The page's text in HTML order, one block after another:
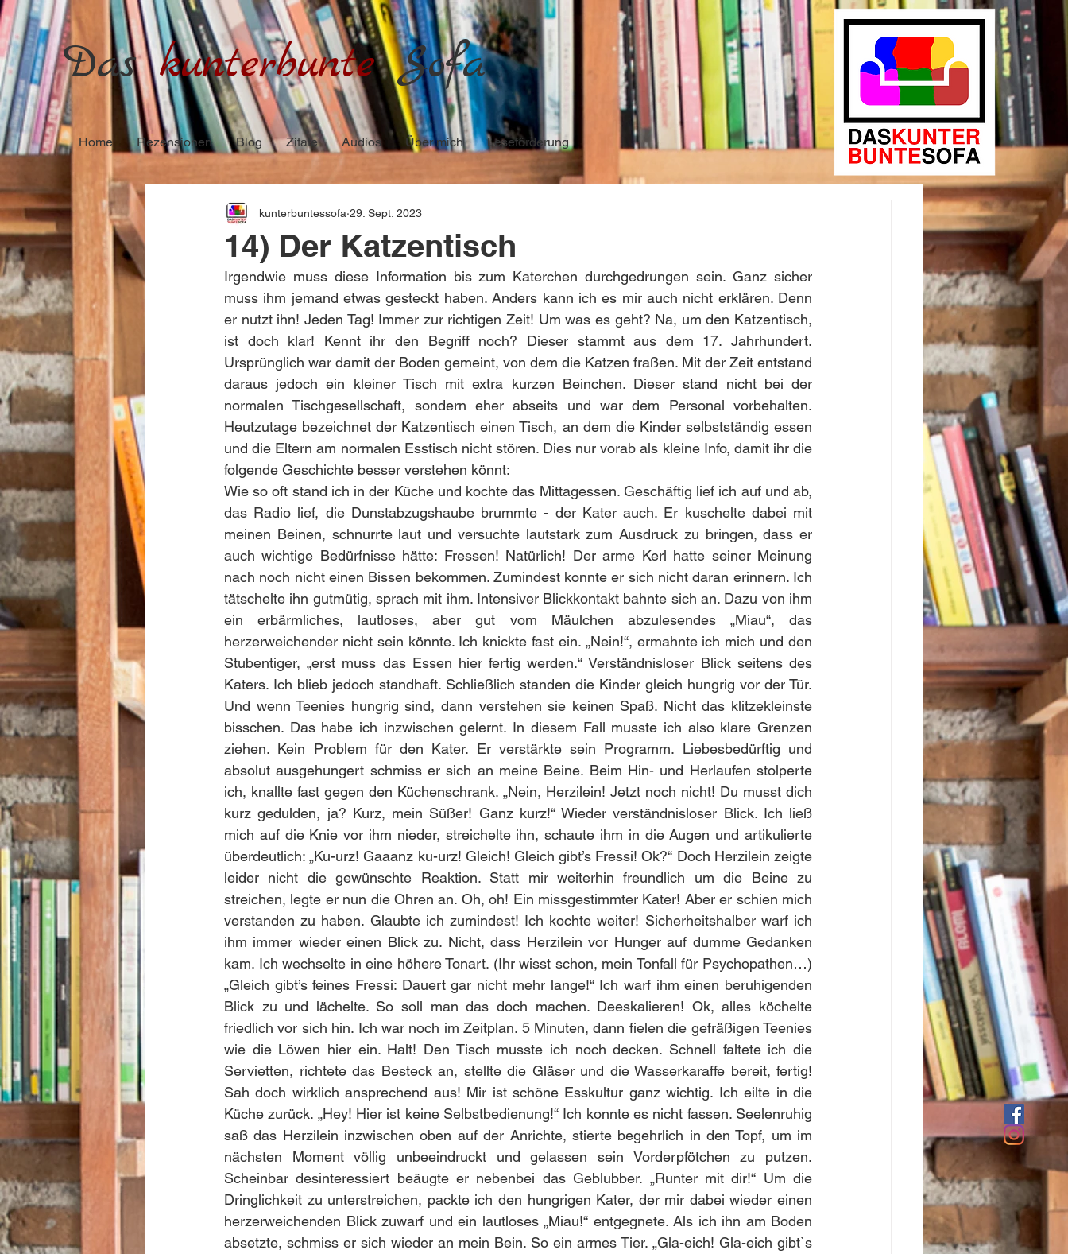
DaskunterbunteSofa
Home Rezensionen Blog Zitate Audios Über mich Leseförderung
14) Der Katzentisch
kunterbuntessofa 29. Sept. 2023
Irgendwie muss diese Information bis zum Katerchen durchgedrungen sein. Ganz sicher
muss ihm jemand etwas gesteckt haben. Anders kann ich es mir auch nicht erklären. Denn
er nutzt ihn! Jeden Tag! Immer zur richtigen Zeit! Um was es geht? Na, um den Katzentisch,
ist doch klar! Kennt ihr den Begriff noch? Dieser stammt aus dem 17. Jahrhundert.
Ursprünglich war damit der Boden gemeint, von dem die Katzen fraßen. Mit der Zeit entstand
daraus jedoch ein kleiner Tisch mit extra kurzen Beinchen. Dieser stand nicht bei der
normalen Tischgesellschaft, sondern eher abseits und war dem Personal vorbehalten.
Heutzutage bezeichnet der Katzentisch einen Tisch, an dem die Kinder selbstständig essen
und die Eltern am normalen Esstisch nicht stören. Dies nur vorab als kleine Info, damit ihr die
folgende Geschichte besser verstehen könnt:
Wie so oft stand ich in der Küche und kochte das Mittagessen. Geschäftig lief ich auf und ab,
das Radio lief, die Dunstabzugshaube brummte - der Kater auch. Er kuschelte dabei mit
meinen Beinen, schnurrte laut und versuchte lautstark zum Ausdruck zu bringen, dass er
auch wichtige Bedürfnisse hätte: Fressen! Natürlich! Der arme Kerl hatte seiner Meinung
nach noch nicht einen Bissen bekommen. Zumindest konnte er sich nicht daran erinnern. Ich
tätschelte ihn gutmütig, sprach mit ihm. Intensiver Blickkontakt bahnte sich an. Dazu von ihm
ein erbärmliches, lautloses, aber gut vom Mäulchen abzulesendes „Miau“, das
herzerweichender nicht sein könnte. Ich knickte fast ein. „Nein!“, ermahnte ich mich und den
Stubentiger, „erst muss das Essen hier fertig werden.“ Verständnisloser Blick seitens des
Katers. Ich blieb jedoch standhaft. Schließlich standen die Kinder gleich hungrig vor der Tür.
Und wenn Teenies hungrig sind, dann verstehen sie keinen Spaß. Nicht das klitzekleinste
bisschen. Das habe ich inzwischen gelernt. In diesem Fall musste ich also klare Grenzen
ziehen. Kein Problem für den Kater. Er verstärkte sein Programm. Liebesbedürftig und
absolut ausgehungert schmiss er sich an meine Beine. Beim Hin- und Herlaufen stolperte
ich, knallte fast gegen den Küchenschrank. „Nein, Herzilein! Jetzt noch nicht! Du musst dich
kurz gedulden, ja? Kurz, mein Süßer! Ganz kurz!“ Wieder verständnisloser Blick. Ich ließ
mich auf die Knie vor ihm nieder, streichelte ihn, schaute ihm in die Augen und artikulierte
überdeutlich: „Ku-urz! Gaaanz ku-urz! Gleich! Gleich gibt’s Fressi! Ok?“ Doch Herzilein zeigte
leider nicht die gewünschte Reaktion. Statt mir weiterhin freundlich um die Beine zu
streichen, legte er nun die Ohren an. Oh, oh! Ein missgestimmter Kater! Aber er schien mich
verstanden zu haben. Glaubte ich zumindest! Ich kochte weiter! Sicherheitshalber warf ich
ihm immer wieder einen Blick zu. Nicht, dass Herzilein vor Hunger auf dumme Gedanken
kam. Ich wechselte in eine höhere Tonart. (Ihr wisst schon, mein Tonfall für Psychopathen…)
„Gleich gibt’s feines Fressi: Dauert gar nicht mehr lange!“ Ich warf ihm einen beruhigenden
Blick zu und lächelte. So soll man das doch machen. Deeskalieren! Ok, alles köchelte
friedlich vor sich hin. Ich war noch im Zeitplan. 5 Minuten, dann fielen die gefräßigen Teenies
wie die Löwen hier ein. Halt! Den Tisch musste ich noch decken. Schnell faltete ich die
Servietten, richtete das Besteck an, stellte die Gläser und die Wasserkaraffe bereit, fertig!
Sah doch wirklich ansprechend aus! Mir ist schöne Esskultur ganz wichtig. Ich eilte in die
Küche zurück. „Hey! Hier ist keine Selbstbedienung!“ Ich konnte es nicht fassen. Seelenruhig
saß das Herzilein inzwischen oben auf der Anrichte, stierte begehrlich in den Topf, um im
nächsten Moment völlig unbeeindruckt und gelassen sein Vorderpfötchen zu putzen.
Scheinbar desinteressiert beäugte er nebenbei das Geblubber. „Runter mit dir!“ Um die
Dringlichkeit zu unterstreichen, packte ich den hungrigen Kater, der mir dabei wieder einen
herzerweichenden Blick zuwarf und ein lautloses „Miau!“ entgegnete. Als ich ihn am Boden
absetzte, schmiss er sich wieder an mein Bein. So ein armes Tier. „Gla-eich! Gla-eich gibt`s